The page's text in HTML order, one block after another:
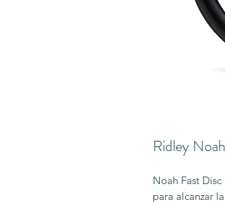
Ridley
Noah Fast
para alcanzar